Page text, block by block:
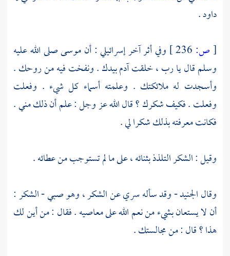
داود.
[ص: وفي أثر آخر إسرائيلي : أنموسىصلى الله عليه
وسلم قال يا رب ، خلقتآدمبيدك . ونفخت فيه من روحك .
وأسجدت له ملائكتك . وعلمته أسماء كل شيء . وفعلت
وفعلت . فكيف شكرك ؟ قال الله عز وجل : علم أن ذلك مني .
فكانت معرفته بذلك شكرا لي .
وقيل : الشكر التلذذ بثنائه ، على ما لم تستوجب من عطائه .
وقالالجنيد- وقد سأله سري عن الشكر ، وهو صبي - الشكر :
أن لا يستعان بشيء من نعم الله على معاصيه . فقال : من أين لك
هذا ؟ قال : من مجالستك .